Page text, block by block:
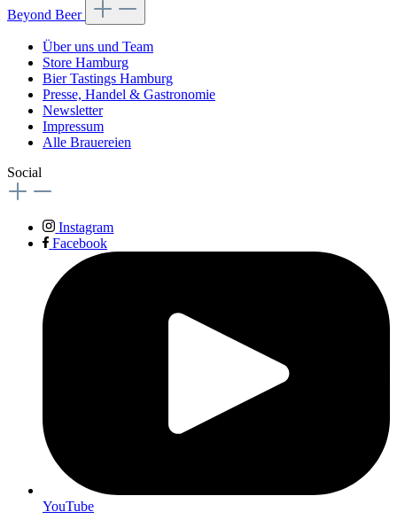
Beyond Beer
Über uns und Team
Store Hamburg
Bier Tastings Hamburg
Presse, Handel & Gastronomie
Newsletter
Impressum
Alle Brauereien
Social
Instagram
Facebook
YouTube